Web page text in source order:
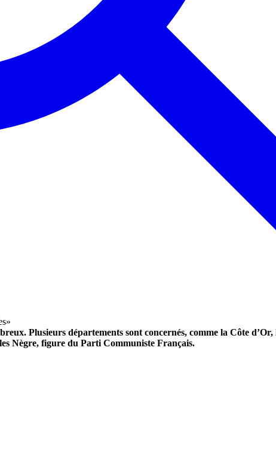
Plusieurs départements sont concernés, comme la Côte
Nègre, figure du Parti Communiste Français.